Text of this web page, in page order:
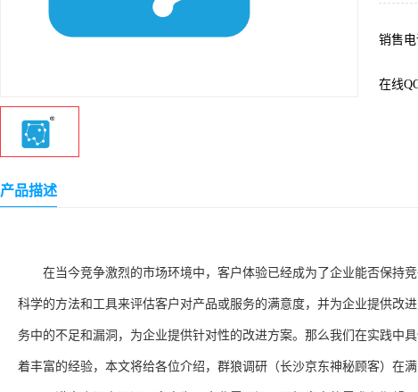
销售电
在线
产品描述
在当今竞争激烈的市场环境中，客户体验已经成为了企业能否保持
科学的方法和工具来评估客户对产品或服务的满意度，并为企业提供改
务中的不足和漏洞，为企业提供针对性的改进方案。那么我们在实践中
着丰富的经验，本文将给各位介绍，群狼调研 （长沙京东神秘顾客） 在